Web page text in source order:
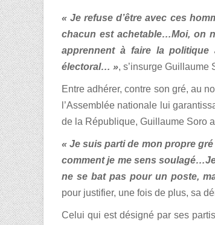
« Je refuse d’être avec ces
chacun est achetable…Moi, on
apprennent à faire la
électoral… », s’insurge Guillaume
Entre adhérer, contre son gré, au
l’Assemblée nationale lui
de la République, Guillaume Soro
« Je suis parti de mon propre
comment je me sens
ne se bat pas pour un poste,
pour justifier, une fois de plus, sa
Celui qui est désigné par ses